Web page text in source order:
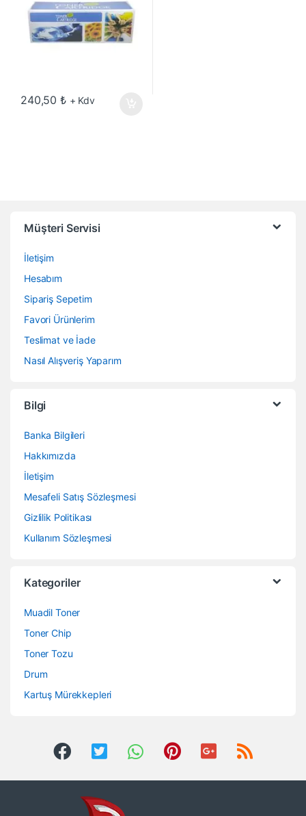
240,50₺ + Kdv
Müşteri Servisi
İletişim
Hesabım
Sipariş Sepetim
Favori Ürünlerim
Teslimat ve İade
Nasıl Alışveriş Yaparım
Bilgi
Banka Bilgileri
Hakkımızda
İletişim
Mesafeli Satış Sözleşmesi
Gizlilik Politikası
Kullanım Sözleşmesi
Kategoriler
Muadil Toner
Toner Chip
Toner Tozu
Drum
Kartuş Mürekkepleri